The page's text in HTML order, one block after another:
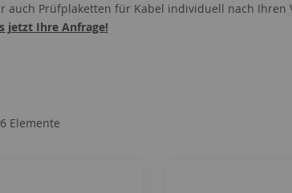
auch Prüfplaketten für Kabel individuell nach Ihren
jetzt Ihre Anfrage!
6Elemente